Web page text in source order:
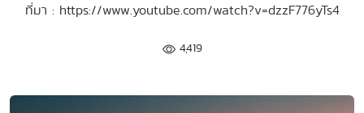
ที่มา : https://www.youtube.com/watch?v=dzzF776yTs4
4,419